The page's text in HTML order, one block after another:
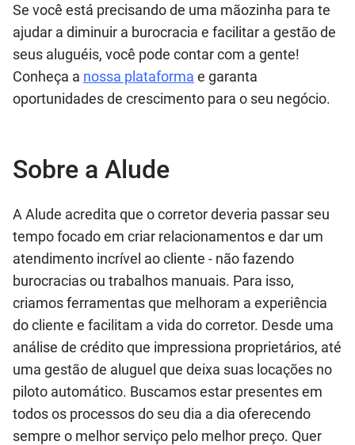
Se você está precisando de uma mãozinha para te
ajudar a diminuir a burocracia e facilitar a gestão de
seus aluguéis, você pode contar com a gente!
Conheça a nossa plataforma e garanta
oportunidades de crescimento para o seu negócio.
Sobre a Alude
A Alude acredita que o corretor deveria passar seu
tempo focado em criar relacionamentos e dar um
atendimento incrível ao cliente - não fazendo
burocracias ou trabalhos manuais. Para isso,
criamos ferramentas que melhoram a experiência
do cliente e facilitam a vida do corretor. Desde uma
análise de crédito que impressiona proprietários, até
uma gestão de aluguel que deixa suas locações no
piloto automático. Buscamos estar presentes em
todos os processos do seu dia a dia oferecendo
sempre o melhor serviço pelo melhor preço. Quer